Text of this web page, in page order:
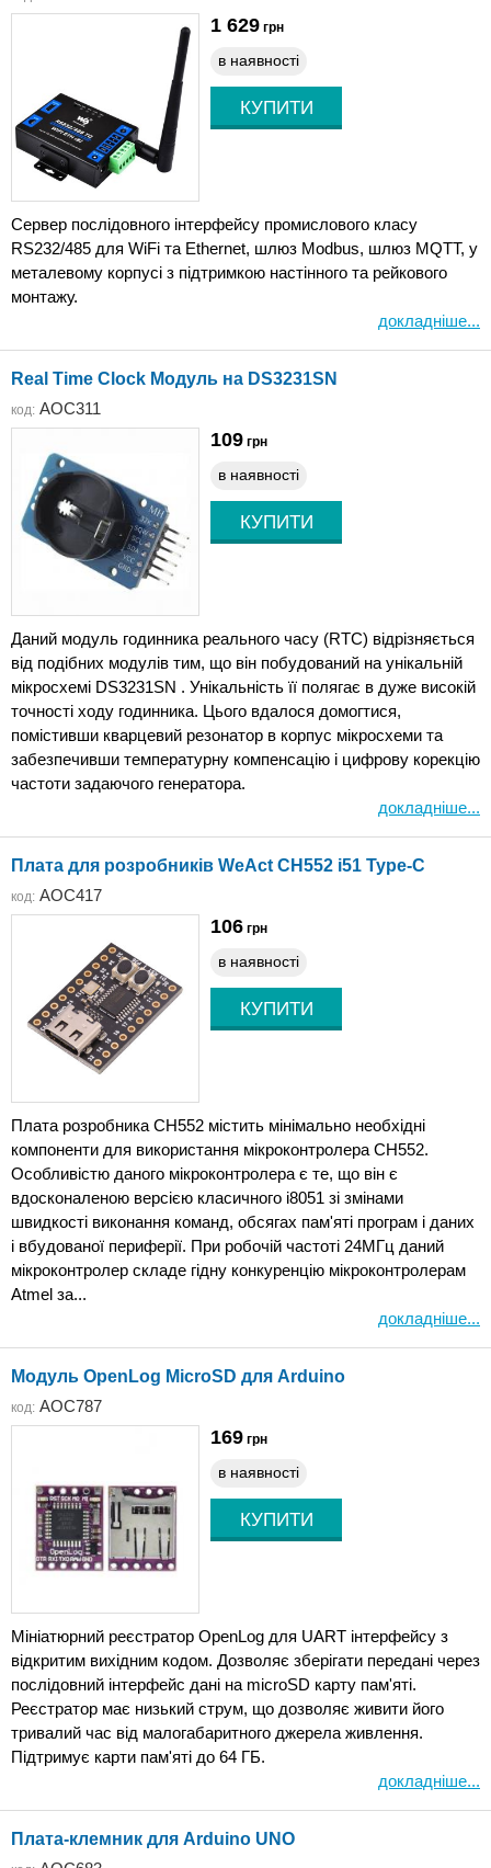
1 629 грн
в наявності
Сервер послідовного інтерфейсу промислового класу
RS232/485 для WiFi та Ethernet, шлюз Modbus, шлюз MQTT, у
металевому корпусі з підтримкою настінного та рейкового
монтажу.
докладніше...
Real Time Clock Модуль на DS3231SN
код: AOC311
109 грн
в наявності
Даний модуль годинника реального часу (RTC) відрізняється
від подібних модулів тим, що він побудований на унікальній
мікросхемі DS3231SN . Унікальність її полягає в дуже високій
точності ходу годинника. Цього вдалося домогтися,
помістивши кварцевий резонатор в корпус мікросхеми та
забезпечивши температурну компенсацію і цифрову корекцію
частоти задаючого генератора.
докладніше...
Плата для розробників WeAct CH552 i51 Type-C
код: AOC417
106 грн
в наявності
Плата розробника CH552 містить мінімально необхідні
компоненти для використання мікроконтролера CH552.
Особливістю даного мікроконтролера є те, що він є
вдосконаленою версією класичного i8051 зі змінами
швидкості виконання команд, обсягах пам'яті програм і даних
і вбудованої периферії. При робочій частоті 24МГц даний
мікроконтролер складе гідну конкуренцію мікроконтролерам
Atmel за...
докладніше...
Модуль OpenLog MicroSD для Arduino
код: AOC787
169 грн
в наявності
Мініатюрний реєстратор OpenLog для UART інтерфейсу з
відкритим вихідним кодом. Дозволяє зберігати передані через
послідовний інтерфейс дані на microSD карту пам'яті.
Реєстратор має низький струм, що дозволяє живити його
тривалий час від малогабаритного джерела живлення.
Підтримує карти пам'яті до 64 ГБ.
докладніше...
Плата-клемник для Arduino UNO